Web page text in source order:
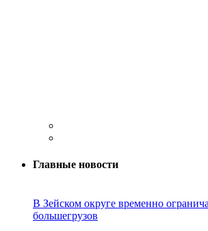
Главные новости
В Зейском округе временно
большегрузов